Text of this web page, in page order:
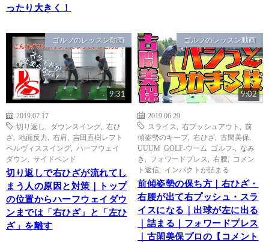
ったり大きく！
ゴルフのレッスン動画
9:31
2019.07.17
切り返し
ダウンスイング
右ひ
ざ
地面反力 右肩
吉田直樹レフト
ペルヴィススイング
ハーフウェイ
ダウン
サイドベンド
切り返しで右ひざが流れてし
まう人の原因と対策｜トップ
の位置からハーフウェイダウ
ンまでは「右ひざ」と「左ひ
ざ」を離す
ゴルフのレッスン動画
9:02
2019.06.29
スライス
右プッシュアウト
前
傾姿勢のキープ, 右ひざ 古閑美保
UUUM GOLF-ウーム ゴルフ-
なみ
き
フォワードプレス 右腰
コメン
ト返信
インパクトが詰まる
前傾姿勢の保ち方｜右ひざ・
右腰が出て右プッシュ・スラ
イスになる｜出球が左に出る
｜詰まる｜フォワードプレス
｜古閑美保プロの【コメント